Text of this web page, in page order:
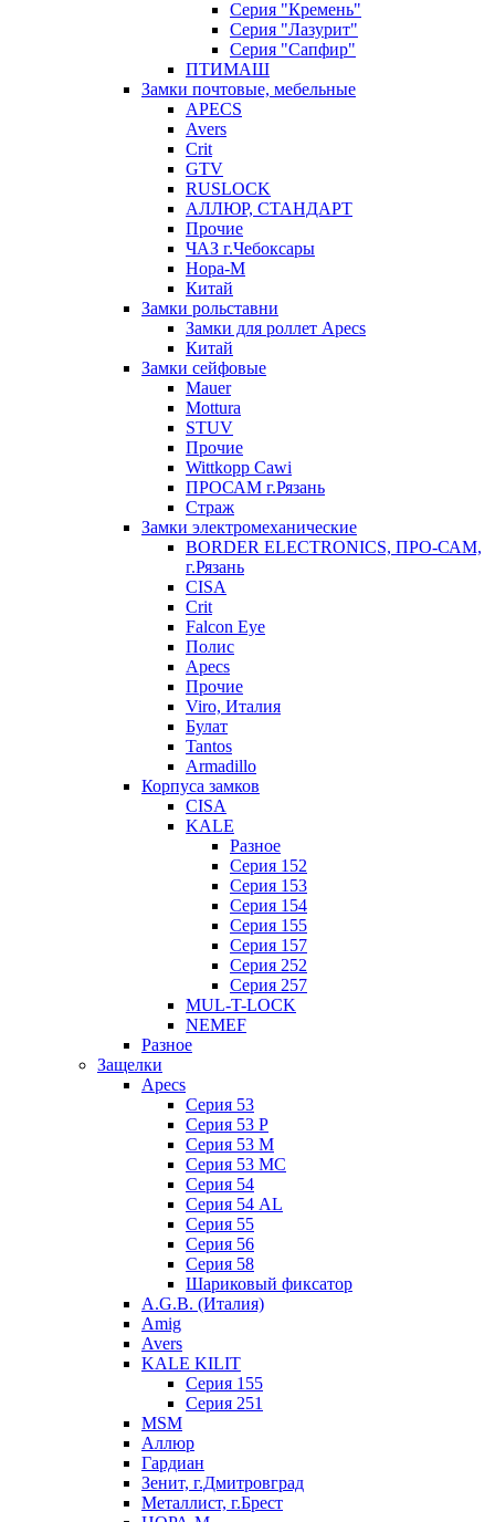
Серия "Кремень"
Серия "Лазурит"
Серия "Сапфир"
ПТИМАШ
Замки почтовые, мебельные
APECS
Avers
Crit
GTV
RUSLOCK
АЛЛЮР, СТАНДАРТ
Прочие
ЧАЗ г.Чебоксары
Нора-М
Китай
Замки рольставни
Замки для роллет Apecs
Китай
Замки сейфовые
Mauer
Mottura
STUV
Прочие
Wittkopp Cawi
ПРОСАМ г.Рязань
Страж
Замки электромеханические
BORDER ELECTRONICS, ПРО-САМ,
г.Рязань
CISA
Crit
Falcon Eye
Полис
Apecs
Прочие
Viro, Италия
Булат
Tantos
Armadillo
Корпуса замков
CISA
KALE
Разное
Серия 152
Серия 153
Серия 154
Серия 155
Серия 157
Серия 252
Серия 257
MUL-T-LOCK
NEMEF
Разное
Защелки
Apecs
Серия 53
Серия 53 P
Серия 53 М
Серия 53 МC
Серия 54
Серия 54 AL
Серия 55
Серия 56
Серия 58
Шариковый фиксатор
A.G.B. (Италия)
Amig
Avers
KALE KILIT
Серия 155
Серия 251
MSM
Аллюр
Гардиан
Зенит, г.Дмитровград
Металлист, г.Брест